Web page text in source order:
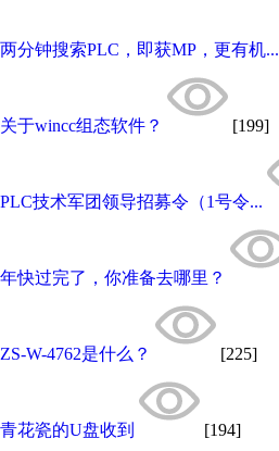
两分钟搜索PLC，即获MP，更有机...
关于wincc组态软件？ [199]
PLC技术军团领导招募令（1号令...
年快过完了，你准备去哪里？
ZS-W-4762是什么？ [225]
青花瓷的U盘收到 [194]